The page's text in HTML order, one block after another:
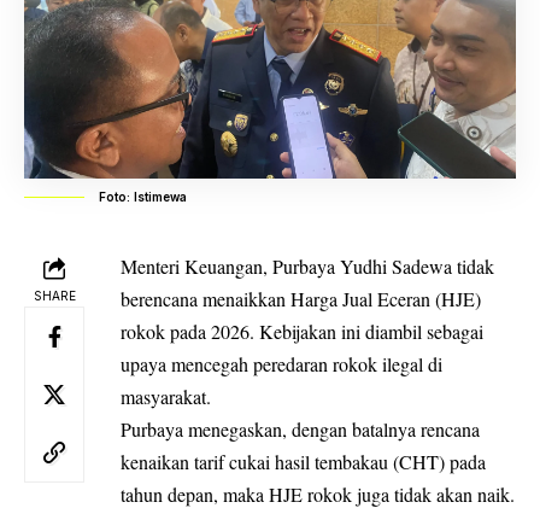
Foto: Istimewa
SHARE
Menteri Keuangan, Purbaya Yudhi Sadewa tidak
berencana menaikkan Harga Jual Eceran (HJE)
rokok pada 2026. Kebijakan ini diambil sebagai
upaya mencegah peredaran rokok ilegal di
masyarakat.
Purbaya menegaskan, dengan batalnya rencana
kenaikan tarif cukai hasil tembakau (CHT) pada
tahun depan, maka HJE rokok juga tidak akan naik.